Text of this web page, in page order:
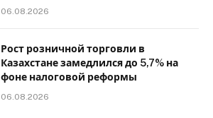
06.08.2026
Рост розничной торговли в
Казахстане замедлился до 5,7% на
фоне налоговой реформы
06.08.2026